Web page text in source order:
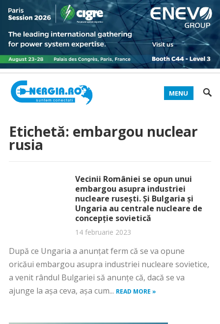
MENU
Etichetă: embargou nuclear
rusia
Vecinii României se opun unui
embargou asupra industriei
nucleare rusești. Și Bulgaria și
Ungaria au centrale nucleare de
concepție sovietică
14 februarie 2023
După ce Ungaria a anunțat ferm că se va opune
oricăui embargou asupra industriei nucleare sovietice,
a venit rândul Bulgariei să anunțe că, dacă se va
ajunge la așa ceva, așa cum... READ MORE »